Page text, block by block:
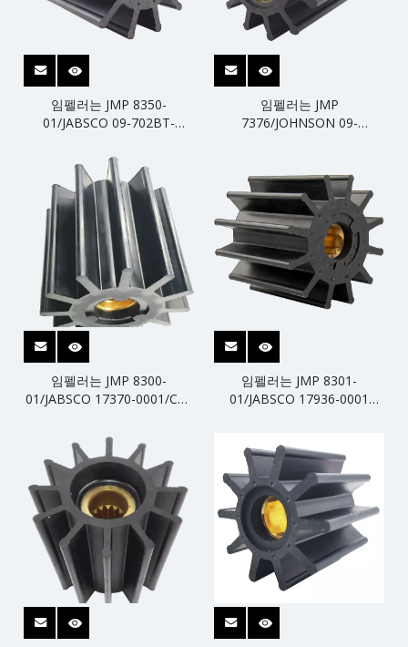
임펠러는 JMP 8350-
01/JABSCO 09-702BT-
500182를 대체합니다.
임펠러는 JMP
7376/JOHNSON 09-
임펠러는 JMP 8300-
01/JABSCO 17370-0001/CEF
임펠러는 JMP 8301-
01/JABSCO 17936-0001
니다.